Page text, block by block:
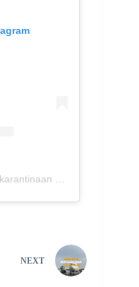
NEXT